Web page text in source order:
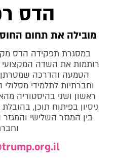
הדס
מובילה את תחום
במסגרת תפקידה הדס
רותמות את השדה המקצועי
הטמעה והדרכה שמטרתן
וחברתיות לתלמידי
ראשון ושני בהיסטוריה
ניסיון בפיתוח תוכן,
בין המגזר השלישי והמגזר